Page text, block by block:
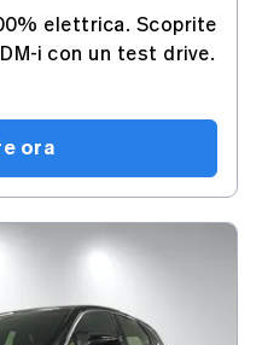
elettrica. Scoprite
DM-i con un test drive.
ora